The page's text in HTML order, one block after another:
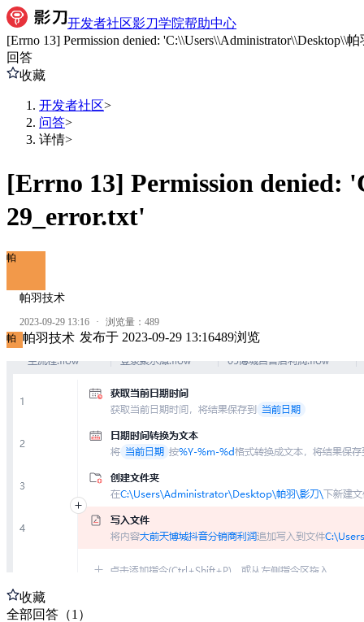
开发者社区影刀学院帮助中心
[Errno 13] Permission denied: 'C:\\Users\\Administrator\\Desktop\\
回答
收藏
开发者社区>
问答>
详情>
[Errno 13] Permission denied:
29_error.txt'
帕
帕羽技术
2023-09-29 13:16 · 浏览量： 489
帕
帕羽技术 发布于 2023-09-29 13:16489浏览
收藏
全部回答 （1 ）